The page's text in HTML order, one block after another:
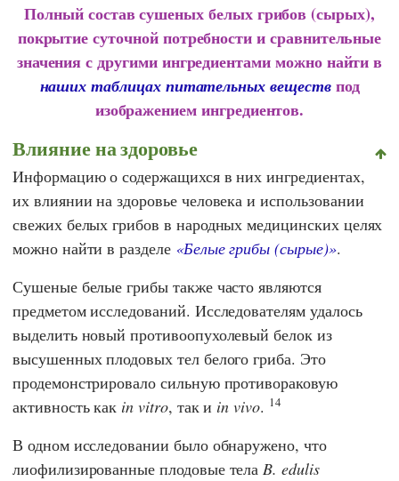
Полный состав сушеных белых грибов (сырых),
покрытие суточной потребности и сравнительные
значения с другими ингредиентами можно найти в
наших таблицах питательных веществпод
изображением ингредиентов.
Влияние на здоровье
Информацию о содержащихся в них ингредиентах,
их влиянии на здоровье человека и использовании
свежих белых грибов в народных медицинских целях
можно найти в разделе «Белые грибы (сырые)».
Сушеные белые грибы также часто являются
предметом исследований. Исследователям удалось
выделить новый противоопухолевый белок из
высушенных плодовых тел белого гриба. Это
продемонстрировало сильную противораковую
активность как in vitro, так и in vivo. 14
В одном исследовании было обнаружено, что
лиофилизированные плодовые телаB. edulis